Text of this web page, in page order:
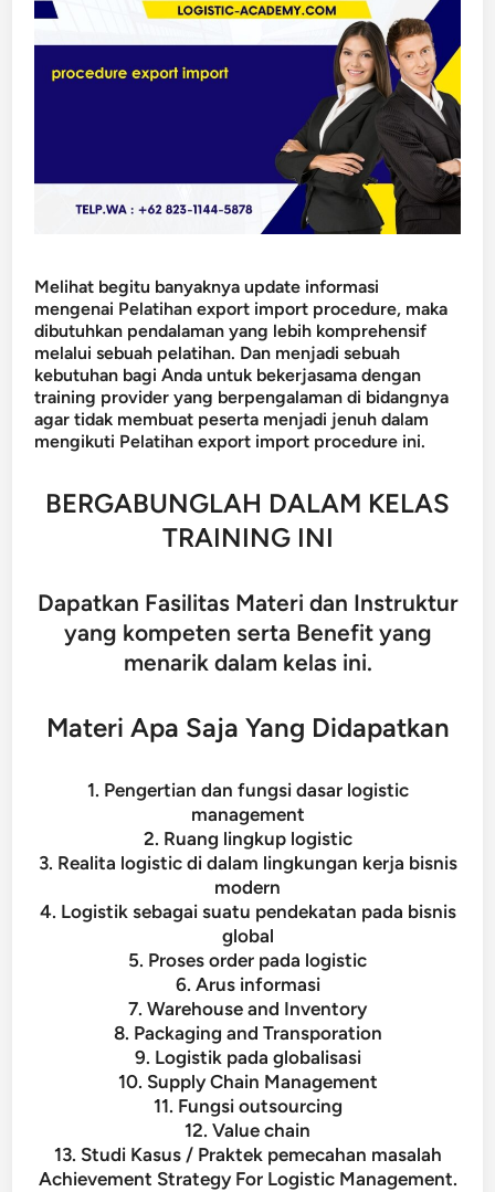
Melihat begitu banyaknya update informasi
mengenai Pelatihan export import procedure, maka
dibutuhkan pendalaman yang lebih komprehensif
melalui sebuah pelatihan. Dan menjadi sebuah
kebutuhan bagi Anda untuk bekerjasama dengan
training provider yang berpengalaman di bidangnya
agar tidak membuat peserta menjadi jenuh dalam
mengikuti Pelatihan export import procedure ini.
BERGABUNGLAH DALAM KELAS
TRAINING INI
Dapatkan Fasilitas Materi dan Instruktur
yang kompeten serta Benefit yang
menarik dalam kelas ini.
Materi Apa Saja Yang Didapatkan
1. Pengertian dan fungsi dasar logistic
management
2. Ruang lingkup logistic
3. Realita logistic di dalam lingkungan kerja bisnis
modern
4. Logistik sebagai suatu pendekatan pada bisnis
global
5. Proses order pada logistic
6. Arus informasi
7. Warehouse and Inventory
8. Packaging and Transporation
9. Logistik pada globalisasi
10. Supply Chain Management
11. Fungsi outsourcing
12. Value chain
13. Studi Kasus / Praktek pemecahan masalah
Achievement Strategy For Logistic Management.